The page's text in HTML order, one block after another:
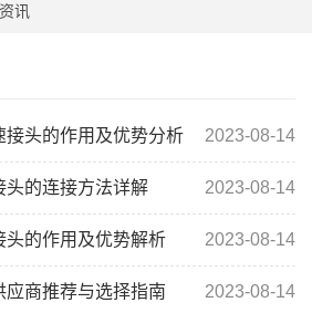
讯
接头的作用及优势分析 2023-08-14
头的连接方法详解 2023-08-14
头的作用及优势解析 2023-08-14
商推荐与选择指南 2023-08-14